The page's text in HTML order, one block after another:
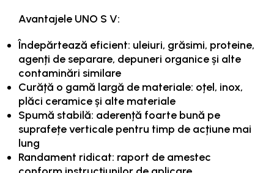
Avantajele UNO S V:
Îndepărtează eficient: uleiuri, grăsimi, proteine,
agenți de separare, depuneri organice și alte
contaminări similare
Curăță o gamă largă de materiale: oțel, inox,
plăci ceramice și alte materiale
Spumă stabilă: aderență foarte bună pe
suprafețe verticale pentru timp de acțiune mai
lung
Randament ridicat: raport de amestec